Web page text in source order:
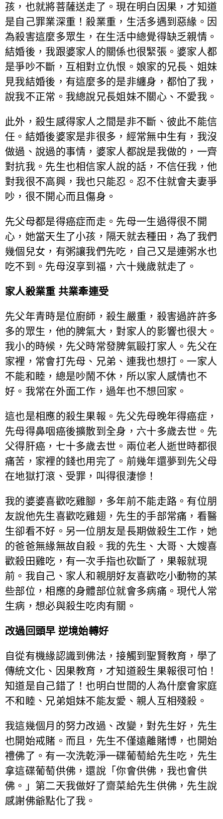
孩，也就將菩薩送走了。現在明白因果，才知道
是自己罪業深重！殺業重，生活多遇到惡緣。因
為殺害這麼多眾生，在生活中總覺得缺乏親情。
結婚後，我跟婆家人的關係也很緊張。婆家人都
是爭吵不斷，互相對立仇恨。娘家的兄長、姐妹
見我結婚後，有這麼多的是非纏身，都怕了我，
說我不正常。我總說兄長姐妹不關心、不愛我。
此外，殺生感得家人之間是非不斷、彼此不能信
任。結婚後婆家是非很多，經常無中生有，我沒
做過、說過的事情，婆家人都說是我做的，一齊
對抗我。先生也相信家人說的話，不信任我，他
對我很不高興，我也只能忍。忍不住就會夫妻爭
吵，很不開心而且傷身。
先父母都是得癌症而走。先母一生過得很不開
心，她當天生了小孩，隔天就去種田，為了我們
幾個兒女，有粥讓我們先吃，自己又是連粥水也
吃不到。先母沒享到福，六十幾歲就走了。
家人殺業重 共業牽連受
先父年青時是位廚師，殺生嚴重，殺害過許許多
多的眾生，他的脾氣大，對家人的影響也很大。
我小的時候，先父時常發脾氣毆打家人。先父在
家裡，常會打先母、兄弟、連我也想打。一家人
不能和睦，總是吵鬧不休，所以家人感情也不
好。我常在外面工作，過年也不想回家。
這也是相應的殺生果報。先父先母晚年得癌症，
先母得鼻咽癌後擴散到全身，六十多歲去世。先
父得肝癌，七十多歲去世。兩位老人逝世時都很
痛苦，家裡的錢也用完了。前幾年還夢到先父母
在地獄打滾、受罪，叫得很淒慘！
我的婆婆喜歡吃雞腳，多年前不能走路。有位朋
友說他先生喜歡吃雞翅，先生的手部常痛，看醫
生卻看不好。另一位朋友是長期做殺生工作，她
的爸爸無緣無故自殺。我的先生、大哥、大嫂喜
歡殺田雞吃，有一次手指也砍斷了，果報就現
前。我自己、家人和親朋好友喜歡吃小動物的某
些部位，相應的身體部位就會多病痛。現代人常
生病，想必與殺生吃肉有關。
改過回頭早 逆境始轉好
自從有機緣認識到佛法，接觸到聖賢教育，學了
傳統文化、因果教育，才知道殺生果報很可怕！
知道是自己錯了！也明白世間的人為什麼會家庭
不和睦、兄弟姐妹不能友愛、親人互相殘殺。
我這幾個月的努力改過、改變，對先生好，先生
也開始戒賭。而且，先生不僅遠離賭博，也開始
禮佛了。有一次洗乾淨一碟葡萄給先生吃，先生
拿這碟葡萄供佛，還說「你會供佛，我也會供
佛。」第二天我做好了齋菜給先生供佛，先生說
感謝佛爺點化了我。